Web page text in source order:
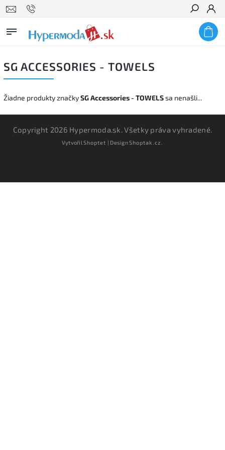
Hľadať
SG ACCESSORIES - TOWELS
Žiadne produkty značkySG Accessories - TOWELSsa nenašli...
Copyright 2026 Hypermoda.sk. Všetky práva vyhradené.
VytvořilShoptet | DesignShoptak.cz.